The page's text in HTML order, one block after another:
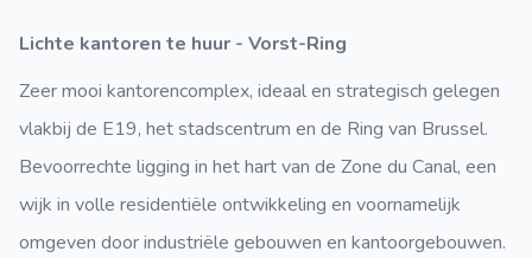
Lichte kantoren te huur - Vorst-Ring
Zeer mooi kantorencomplex, ideaal en strategisch gelegen
vlakbij de E19, het stadscentrum en de Ring van Brussel.
Bevoorrechte ligging in het hart van de Zone du Canal, een
wijk in volle residentiële ontwikkeling en voornamelijk
omgeven door industriële gebouwen en kantoorgebouwen.